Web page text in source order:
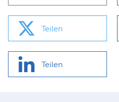
Teilen
Teilen